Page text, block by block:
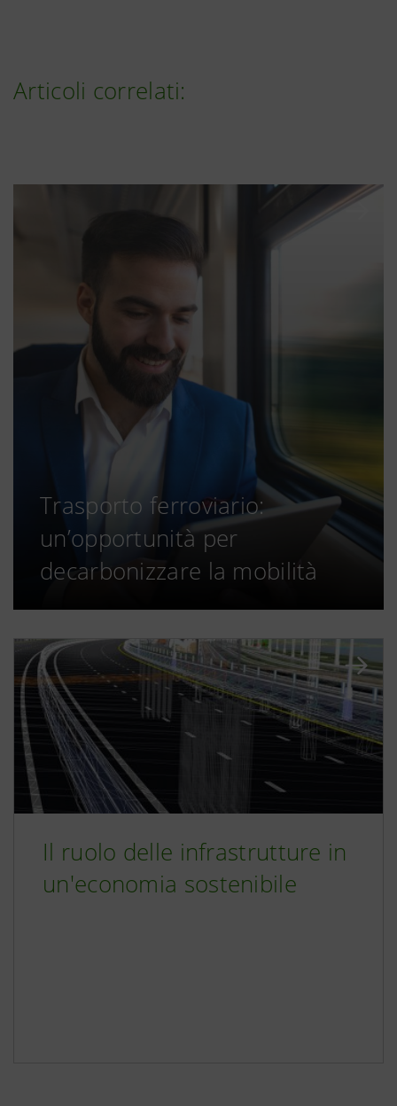
Articoli correlati:
Trasporto ferroviario:
un’opportunità per
decarbonizzare la mobilità
Il ruolo delle infrastrutture in
un'economia sostenibile